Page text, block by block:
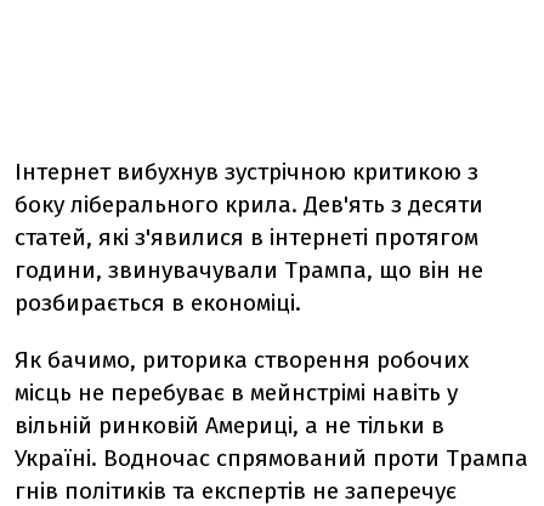
Інтернет вибухнув зустрічною критикою з
боку ліберального крила. Дев'ять з десяти
статей, які з'явилися в інтернеті протягом
години, звинувачували Трампа, що він не
розбирається в економіці.
Як бачимо, риторика створення робочих
місць не перебуває в мейнстрімі навіть у
вільній ринковій Америці, а не тільки в
Україні. Водночас спрямований проти Трампа
гнів політиків та експертів не заперечує